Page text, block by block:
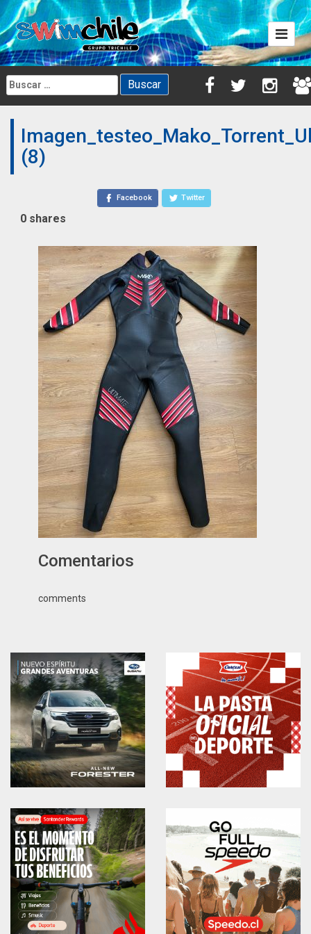
Skip
to
content
Buscar:
(8)
Facebook Twitter
0 shares
Comentarios
comments